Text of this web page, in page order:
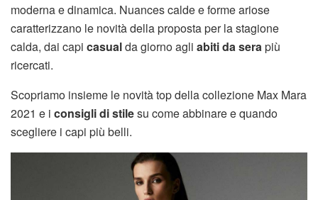
moderna e dinamica. Nuances calde e forme ariose
caratterizzano le novità della proposta per la stagione
calda, dai capi casualda giorno agli abiti da sera più
ricercati.
Scopriamo insieme le novità top della collezione Max Mara
2021 e i consigli di stilesu come abbinare e quando
scegliere i capi più belli.